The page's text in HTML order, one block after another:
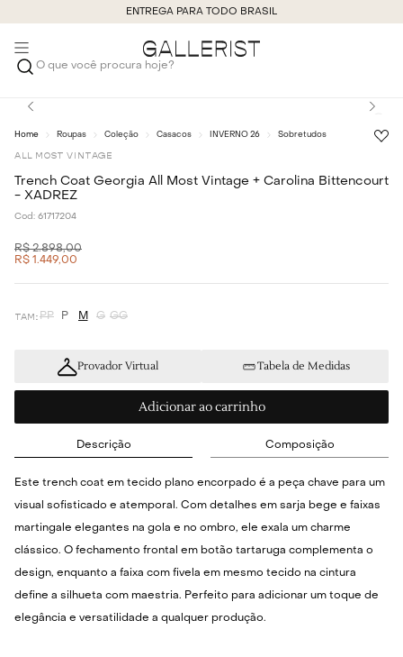
ENTREGA PARA TODO BRASIL
O que você procura hoje?
Roupas Coleção Casacos INVERNO 26 Sobretudos
ALL MOST VINTAGE
Trench Coat Georgia All Most Vintage + Carolina Bittencourt
- XADREZ
Cod: 61717204
R$ 2.898,00
R$ 1 .449,00
PP P M G GG
Provador Virtual Tabela de Medidas
Adicionar ao carrinho
Descrição Composição
Este trench coat em tecido plano encorpado é a peça chave para um
visual sofisticado e atemporal. Com detalhes em sarja bege e faixas
martingale elegantes na gola e no ombro, ele exala um charme
clássico. O fechamento frontal em botão tartaruga complementa o
design, enquanto a faixa com fivela em mesmo tecido na cintura
define a silhueta com maestria. Perfeito para adicionar um toque de
elegância e versatilidade a qualquer produção.